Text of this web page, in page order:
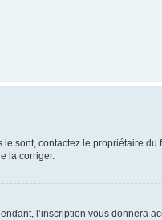
sont, contactez le propriétaire
la corriger.
l’inscription vous donnera